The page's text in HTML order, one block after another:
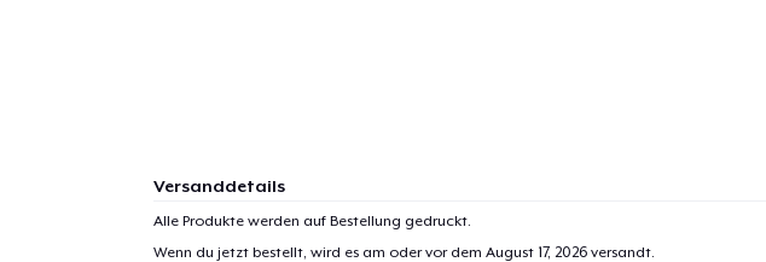
Versanddetails
Alle Produkte werden auf Bestellung gedruckt.
Wenn du jetzt bestellt, wird es am oder vor dem August 17, 2026versandt.